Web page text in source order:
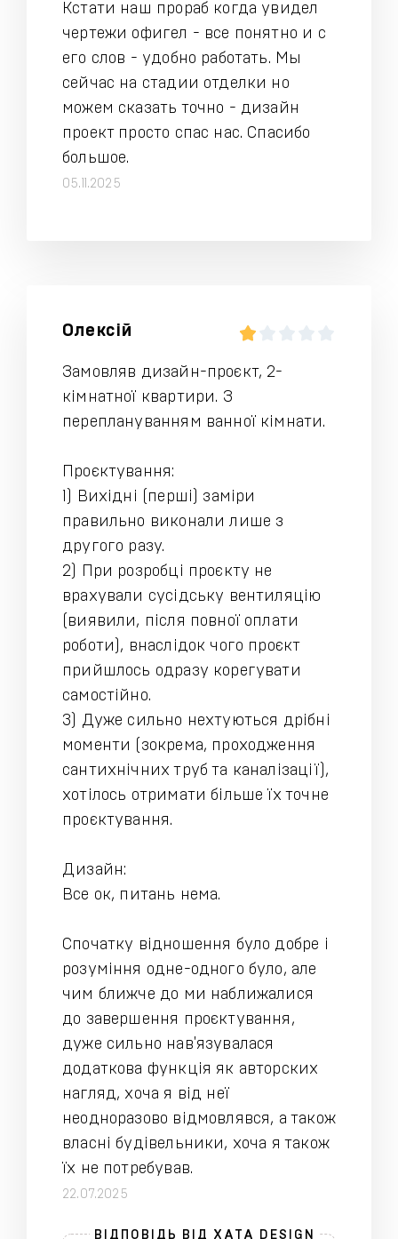
Кстати наш прораб когда увидел
чертежи офигел - все понятно и с
его слов - удобно работать. Мы
сейчас на стадии отделки но
можем сказать точно - дизайн
проект просто спас нас. Спасибо
большое.
05.11.2025
Олексій
Замовляв дизайн-проєкт, 2-
кімнатної квартири. З
переплануванням ванної кімнати.
Проєктування:
1) Вихідні (перші) заміри
правильно виконали лише з
другого разу.
2) При розробці проєкту не
врахували сусідську вентиляцію
(виявили, після повної оплати
роботи), внаслідок чого проєкт
прийшлось одразу корегувати
самостійно.
3) Дуже сильно нехтуються дрібні
моменти (зокрема, проходження
сантихнічних труб та каналізації),
хотілось отримати більше їх точне
проєктування.
Дизайн:
Все ок, питань нема.
Спочатку відношення було добре і
розуміння одне-одного було, але
чим ближче до ми наближалися
до завершення проєктування,
дуже сильно нав'язувалася
додаткова функція як авторских
нагляд, хоча я від неї
неодноразово відмовлявся, а також
власні будівельники, хоча я також
їх не потребував.
22.07.2025